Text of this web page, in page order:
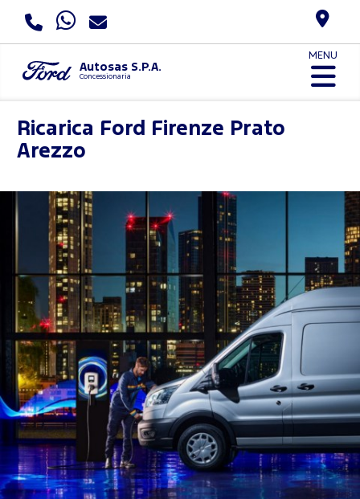
Autosas S.P.A.
Concessionaria
MENU
Ricarica Ford
Firenze Prato
Arezzo